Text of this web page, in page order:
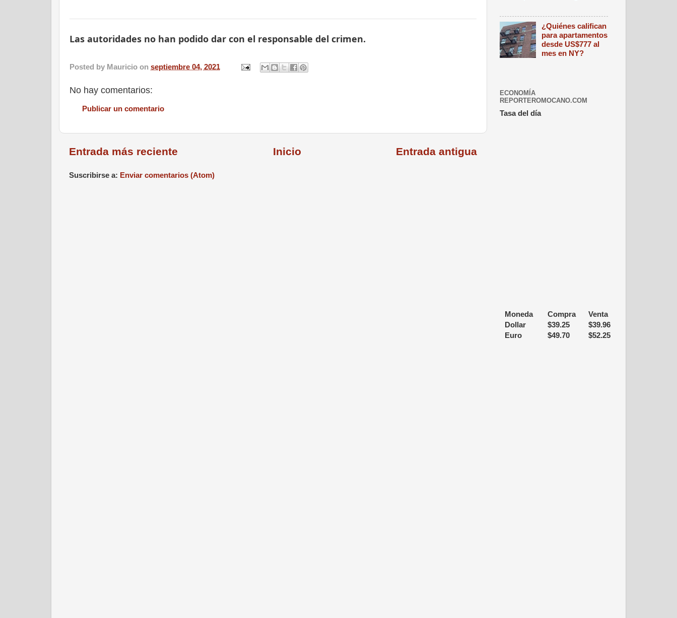
Las autoridades no han podido dar con el responsable del crimen.
Posted by Mauricio on septiembre 04, 2021
No hay comentarios:
Publicar un comentario
Entrada más reciente Entrada antigua
Inicio
Suscribirse a: Enviar comentarios (Atom)
¿Quiénes califican
para apartamentos
desde US$777 al
mes en NY?
ECONOMÍA
REPORTEROMOCANO.COM
Tasa del día
Moneda Compra
Venta
Dollar
$39.25 $39.96
Euro
$49.70 $52.25